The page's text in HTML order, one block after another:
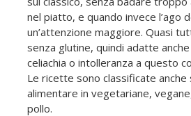
nel piatto, e quando invece l’ago
un’attenzione maggiore. Quasi
senza glutine, quindi adatte
celiachia o intolleranza a questo
Le ricette sono classificate anche
alimentare in vegetariane,
pollo.